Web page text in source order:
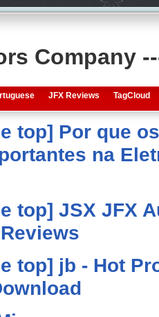
Company
JFX Reviews TagCloud
top] Por que
na
top] JSX JFX
top] jb - Hot